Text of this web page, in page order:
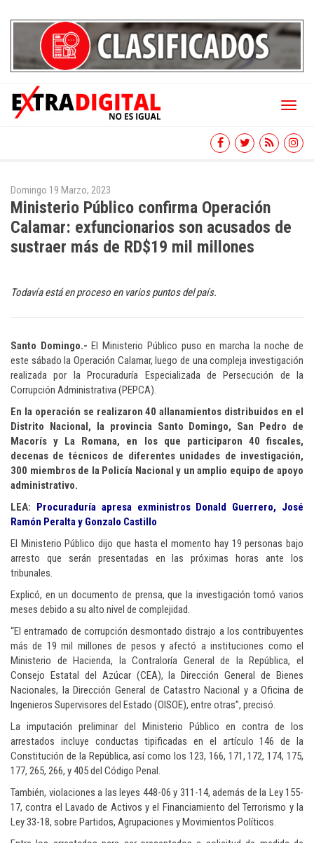
Toggle
Domingo 19 Marzo, 2023
Ministerio Público confirma Operación
Calamar: exfuncionarios son acusados de
sustraer más de RD$19 mil millones
Todavía está en proceso en varios puntos del país.
Santo Domingo.- El Ministerio Público puso en marcha la noche de
este sábado la Operación Calamar, luego de una compleja investigación
realizada por la Procuraduría Especializada de Persecución de la
Corrupción Administrativa (PEPCA).
En la operación se realizaron 40 allanamientos distribuidos en el
Distrito Nacional, la provincia Santo Domingo, San Pedro de
Macorís y La Romana, en los que participaron 40 fiscales,
decenas de técnicos de diferentes unidades de investigación,
300 miembros de la Policía Nacional y un amplio equipo de apoyo
administrativo.
LEA:
Procuraduría apresa exministros Donald Guerrero, José
Ramón Peralta y Gonzalo Castillo
El Ministerio Público dijo que hasta el momento hay 19 personas bajo
arresto que serán presentadas en las próximas horas ante los
tribunales.
Explicó, en un documento de prensa, que la investigación tomó varios
meses debido a su alto nivel de complejidad.
“El entramado de corrupción desmontado distrajo a los contribuyentes
más de 19 mil millones de pesos y afectó a instituciones como el
Ministerio de Hacienda, la Contraloría General de la República, el
Consejo Estatal del Azúcar (CEA), la Dirección General de Bienes
Nacionales, la Dirección General de Catastro Nacional y a Oficina de
Ingenieros Supervisores del Estado (OISOE), entre otras”, precisó.
La imputación preliminar del Ministerio Público en contra de los
arrestados incluye conductas tipificadas en el artículo 146 de la
Constitución de la República, así como los 123, 166, 171, 172, 174, 175,
177, 265, 266, y 405 del Código Penal.
También, violaciones a las leyes 448-06 y 311-14, además de la Ley 155-
17, contra el Lavado de Activos y el Financiamiento del Terrorismo y la
Ley 33-18, sobre Partidos, Agrupaciones y Movimientos Políticos.